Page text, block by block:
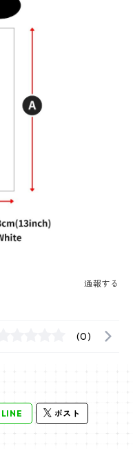
通報する
(0)
LINE ポスト